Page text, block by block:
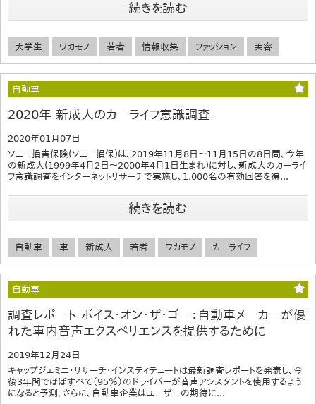
続きを読む
大学生 ワカモノ 若者 情報収集 ファッション 美容
自動車
2020年 新成人のカーライフ意識調査
2020年01月07日
ソニー損害保険(ソニー損保)は、2019年11月8日〜11月15日の8日間、今年
の新成人(1999年4月2日〜2000年4月1日生まれ)に対し、新成人のカーライ
フ意識調査をインターネットリサーチで実施し、1,000名の有効回答を得...
続きを読む
自動車 車 新成人 若者 ワカモノ カーライフ
自動車
調査レポート ボイス・オン・ザ・ゴー：自動車メーカーが優
れた車内音声エクスペリエンスを提供するために
2019年12月24日
キャップジェミニ・リサーチ・インスティテュートは最新調査レポートを発表し、今
後3年間でほぼすべて（95％）のドライバーが音声アシスタントを使用するよう
になると予測、さらに、自動車企業はユーザーの期待に...